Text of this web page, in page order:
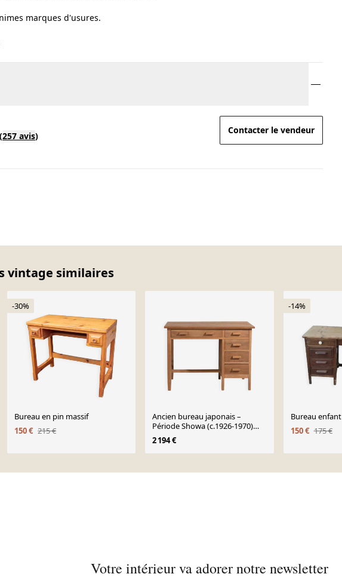
marques d'usures.
(257 avis)
Contacter le vendeur
vintage similaires
-30%
Bureau en pin massif
150 € 215 €
Ancien bureau japonais –
Période Showa (c.1926-1970)
#75
2 194 €
-14%
Bureau enfant
150 € 175 €
Votre intérieur va adorer notre newsletter